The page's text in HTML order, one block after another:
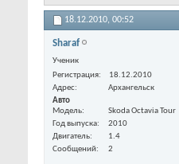
18.12.2010, 00:52
Sharaf
Ученик
Регистрация
18.12.2010
Адрес
Архангельск
Авто
Модель
Skoda Octavia Tour
Год выпуска
2010
Двигатель
1.4
Сообщений
2